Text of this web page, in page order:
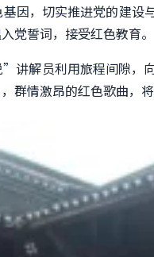
因，切实推进党的建设
党誓词， 接受红色教育。
”讲解员利用旅程间隙，
激昂的红色歌曲，将